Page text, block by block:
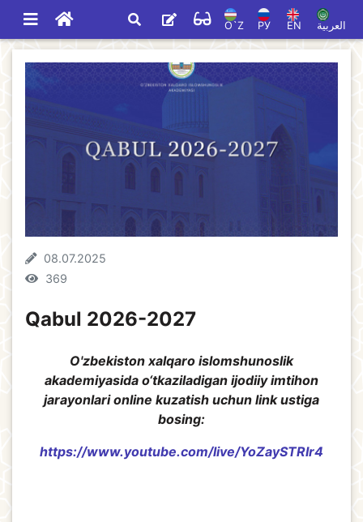
O`Z РУ EN العربية
08.07.2025
369
Qabul 2026-2027
O'zbekiston xalqaro islomshunoslik
akademiyasida o‘tkaziladigan ijodiiy imtihon
jarayonlari online kuzatish uchun link ustiga
bosing:
https://www.youtube.com/live/YoZaySTRIr4